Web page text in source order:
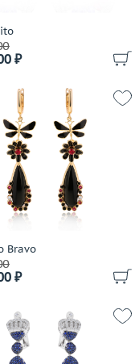
₽
Bravo
₽